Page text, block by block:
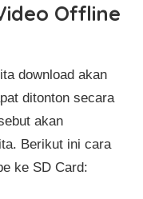
Offline
download akan
ditonton secara
akan
Berikut ini cara
ke SD Card: